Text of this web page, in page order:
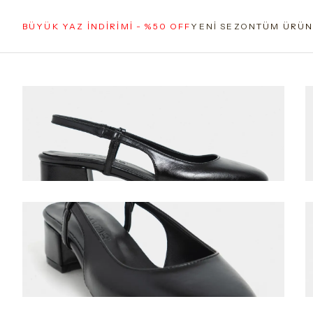
BÜYÜK YAZ İNDİRİMİ - %50 OFF YENİ SEZONTÜM